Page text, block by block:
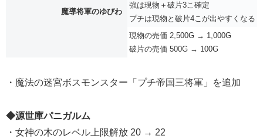
魔導将軍のゆびわ
強は現物＋破片3こ確定
プチは現物と破片4こが出やすくなる
現物の売価 2,500G → 1,000G
破片の売価 500G → 100G
・魔法の迷宮ボスモンスター「プチ帝国三将軍」を追加
◆源世庫パニガルム
・女神の木のレベル上限解放 20 → 22